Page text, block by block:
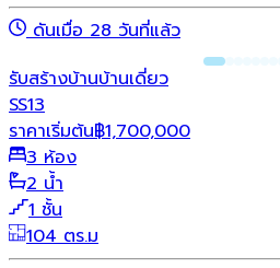
ดันเมื่อ 28 วันที่แล้ว
รับสร้างบ้านบ้านเดี่ยว
SS13
ราคาเริ่มต้น฿1,700,000
3 ห้อง
2 น้ำ
1 ชั้น
104 ตร.ม